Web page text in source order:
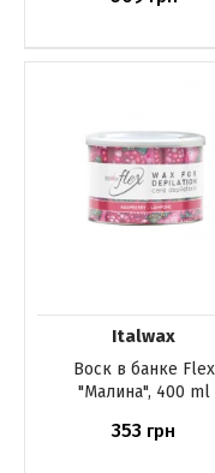
Italwax
Воск в банке Flex
"Малина", 400 ml
353 грн